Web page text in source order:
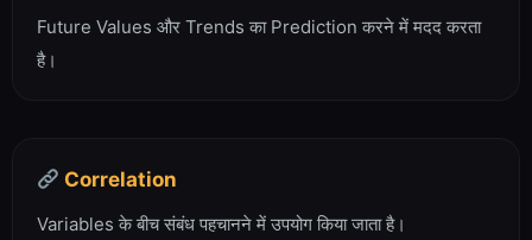
Future Values और Trends का Prediction करने में मदद करता
है।
Correlation
Variables के बीच संबंध पहचानने में उपयोग किया जाता है।